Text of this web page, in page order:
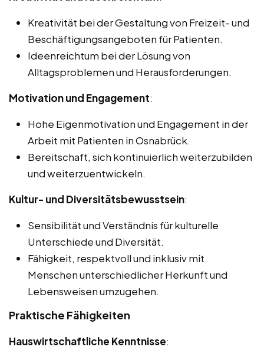
Kreativität bei der Gestaltung von Freizeit- und
Beschäftigungsangeboten für Patienten.
Ideenreichtum bei der Lösung von
Alltagsproblemen und Herausforderungen.
Motivation und Engagement:
Hohe Eigenmotivation und Engagement in der
Arbeit mit Patienten in Osnabrück.
Bereitschaft, sich kontinuierlich weiterzubilden
und weiterzuentwickeln.
Kultur- und Diversitätsbewusstsein:
Sensibilität und Verständnis für kulturelle
Unterschiede und Diversität.
Fähigkeit, respektvoll und inklusiv mit
Menschen unterschiedlicher Herkunft und
Lebensweisen umzugehen.
Praktische Fähigkeiten
Hauswirtschaftliche Kenntnisse: